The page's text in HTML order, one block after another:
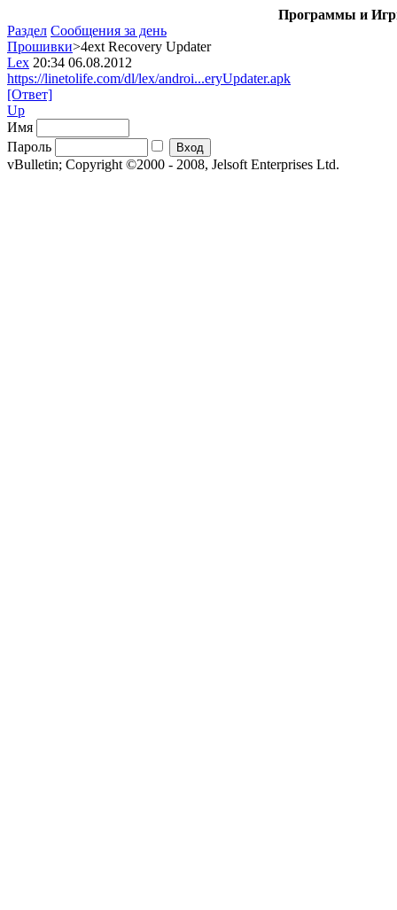
Программы и
Раздел Сообщения за день
Прошивки>4ext Recovery Updater
Lex 20:34 06.08.2012
https://linetolife.com/dl/lex/androi...eryUpdater.apk
[Ответ]
Up
Имя
Пароль
vBulletin; Copyright ©2000 - 2008, Jelsoft Enterprises Ltd.